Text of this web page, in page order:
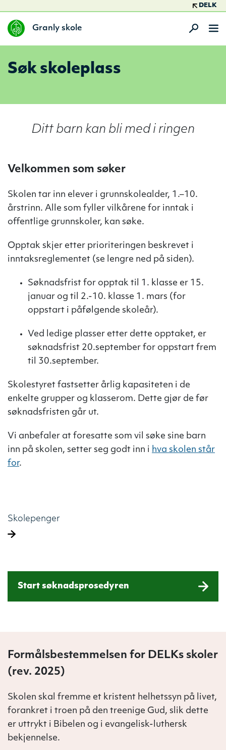
DELK
Granly skole
Søk skoleplass
Ditt barn kan bli med i ringen
Velkommen som søker
Skolen tar inn elever i grunnskolealder, 1.–10.
årstrinn. Alle som fyller vilkårene for inntak i
offentlige grunnskoler, kan søke.
Opptak skjer etter prioriteringen beskrevet i
inntaksreglementet (se lengre ned på siden).
Søknadsfrist for opptak til 1. klasse er 15.
januar og til 2.-10. klasse 1. mars (for
oppstart i påfølgende skoleår).
Ved ledige plasser etter dette opptaket, er
søknadsfrist 20.september for oppstart frem
til 30.september.
Skolestyret fastsetter årlig kapasiteten i de
enkelte grupper og klasserom. Dette gjør de før
søknadsfristen går ut.
Vi anbefaler at foresatte som vil søke sine barn
inn på skolen, setter seg godt inn i hva skolen står
for.
Skolepenger
Start søknadsprosedyren
Formålsbestemmelsen for DELKs skoler
(rev. 2025)
Skolen skal fremme et kristent helhetssyn på livet,
forankret i troen på den treenige Gud, slik dette
er uttrykt i Bibelen og i evangelisk-luthersk
bekjennelse.